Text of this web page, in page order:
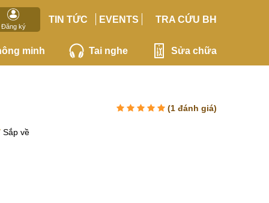
Đăng ký
TIN TỨC EVENTS TRA CỨU BH
minh Tai nghe Sửa chữa
(1 đánh giá)
Sắp về